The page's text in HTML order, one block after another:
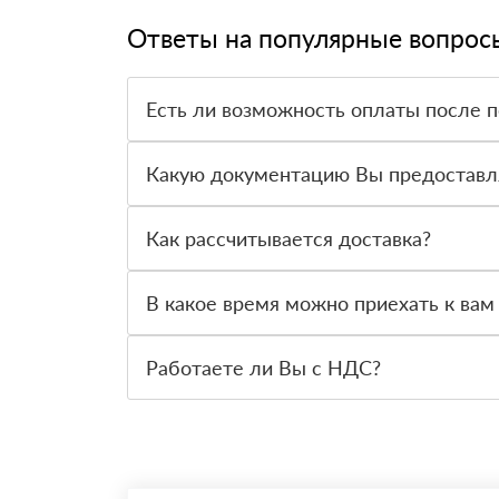
Ответы на популярные
Есть ли возможность оплаты после
вправе от него отказаться.
Какую документацию Вы
Как рассчитывается доставка?
стоимости и сроков доставки, которые
В какое время можно приехать к вам
Работаете ли Вы с НДС?